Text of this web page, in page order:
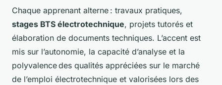
Chaque apprenant alterne : travaux pratiques,
stages BTS électrotechnique, projets tutorés et
élaboration de documents techniques. L’accent est
mis sur l’autonomie, la capacité d’analyse et la
polyvalence des qualités appréciées sur le marché
de l’emploi électrotechnique et valorisées lors des